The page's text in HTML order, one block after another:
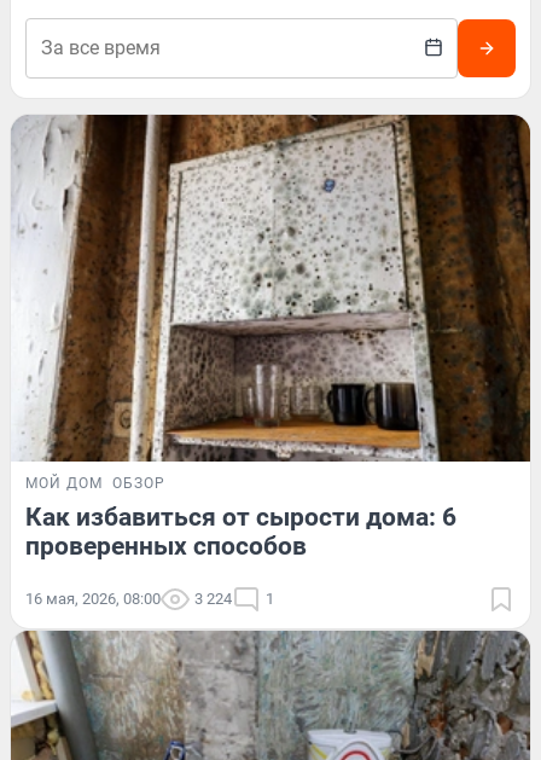
МОЙ ДОМ ОБЗОР
Как избавиться от сырости дома: 6
проверенных способов
16 мая, 2026, 08:00 3 224 1